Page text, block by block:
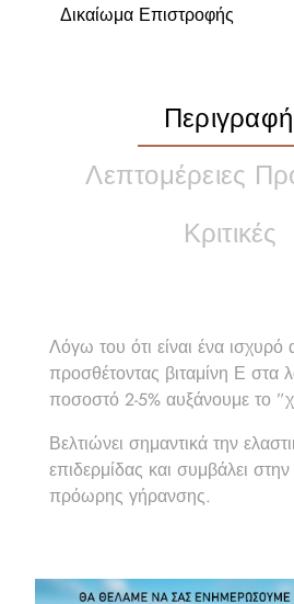
Δικαίωμα Επιστροφής
Περιγραφή
Λεπτομέρειες
Κριτικές
Λόγω του ότι είναι ένα ισχυρό
προσθέτοντας βιταμίνη Ε στα
ποσοστό 2-5% αυξάνουμε το
Βελτιώνει σημαντικά την
επιδερμίδας και συμβάλει
πρόωρης γήρανσης.